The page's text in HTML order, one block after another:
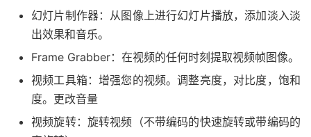
幻灯片制作器：从图像上进行幻灯片播放，添加淡入淡
出效果和音乐。
Frame Grabber：在视频的任何时刻提取视频帧图像。
视频工具箱：增强您的视频。调整亮度，对比度，饱和
度。更改音量
视频旋转：旋转视频（不带编码的快速旋转或带编码的